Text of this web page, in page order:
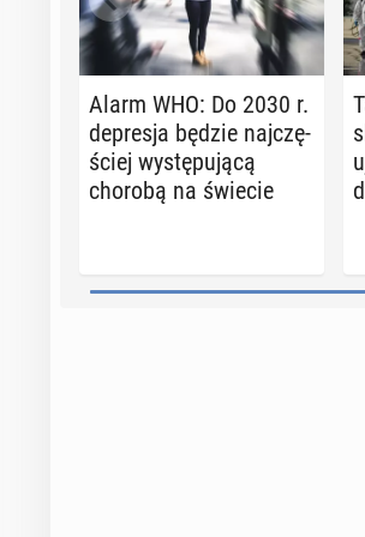
Alarm WHO: Do 2030 r.
de­pre­sja będzie naj­czę­
ściej wy­stę­pu­ją­cą
chorobą na świecie